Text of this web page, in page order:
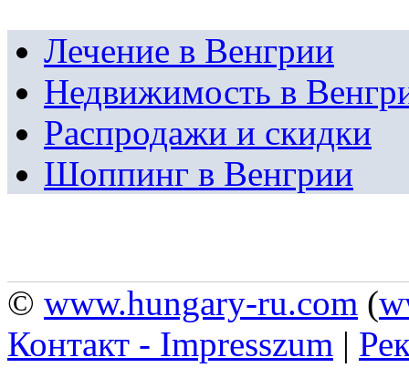
Лечение в Венгрии
Недвижимость в
Распродажи и скидки
Шоппинг в Венгрии
© www.hungary-ru.com (
Контакт - Impresszum |